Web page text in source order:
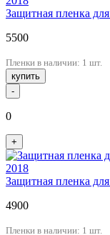
Защитная пленка
5500
Пленки в наличии: 1 шт.
купить
-
0
+
Защитная пленка
4900
Пленки в наличии: 1 шт.